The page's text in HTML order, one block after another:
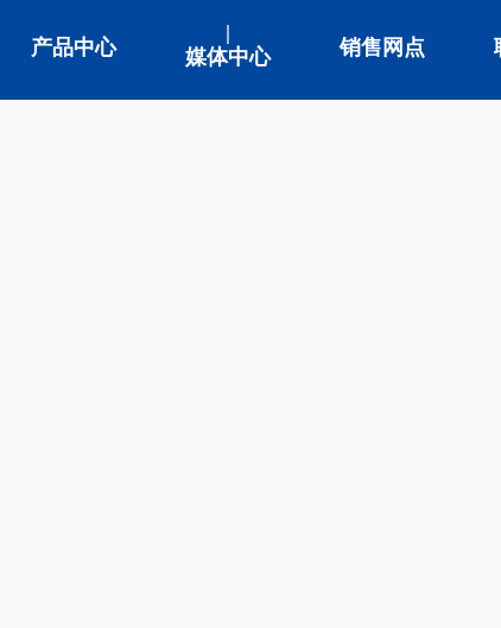
产品中心 媒体中心 销售网点